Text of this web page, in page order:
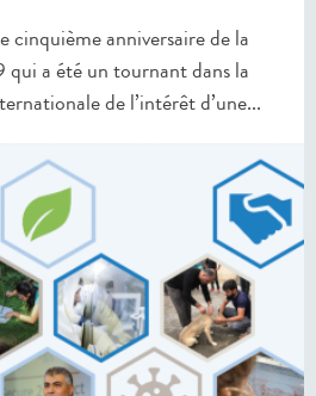
cinquième anniversaire de la
qui a été un tournant dans la
de l’intérêt d’une...